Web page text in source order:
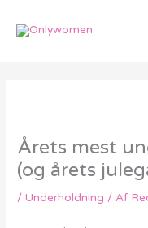
Årets mest
(og årets
/Underholdning / Af